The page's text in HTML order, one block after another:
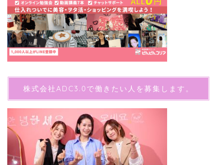
株式会社ADC3.0で働きたい人を募集します。